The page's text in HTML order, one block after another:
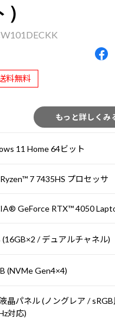
料無料
もっと詳しくみ
11 Home 64ビット
7 7435HS プロセッサ
GeForce RTX™ 4050
(16GB×2 / デュアルチャネル)
(NVMe Gen4×4)
晶パネル (ノングレア /
対応)